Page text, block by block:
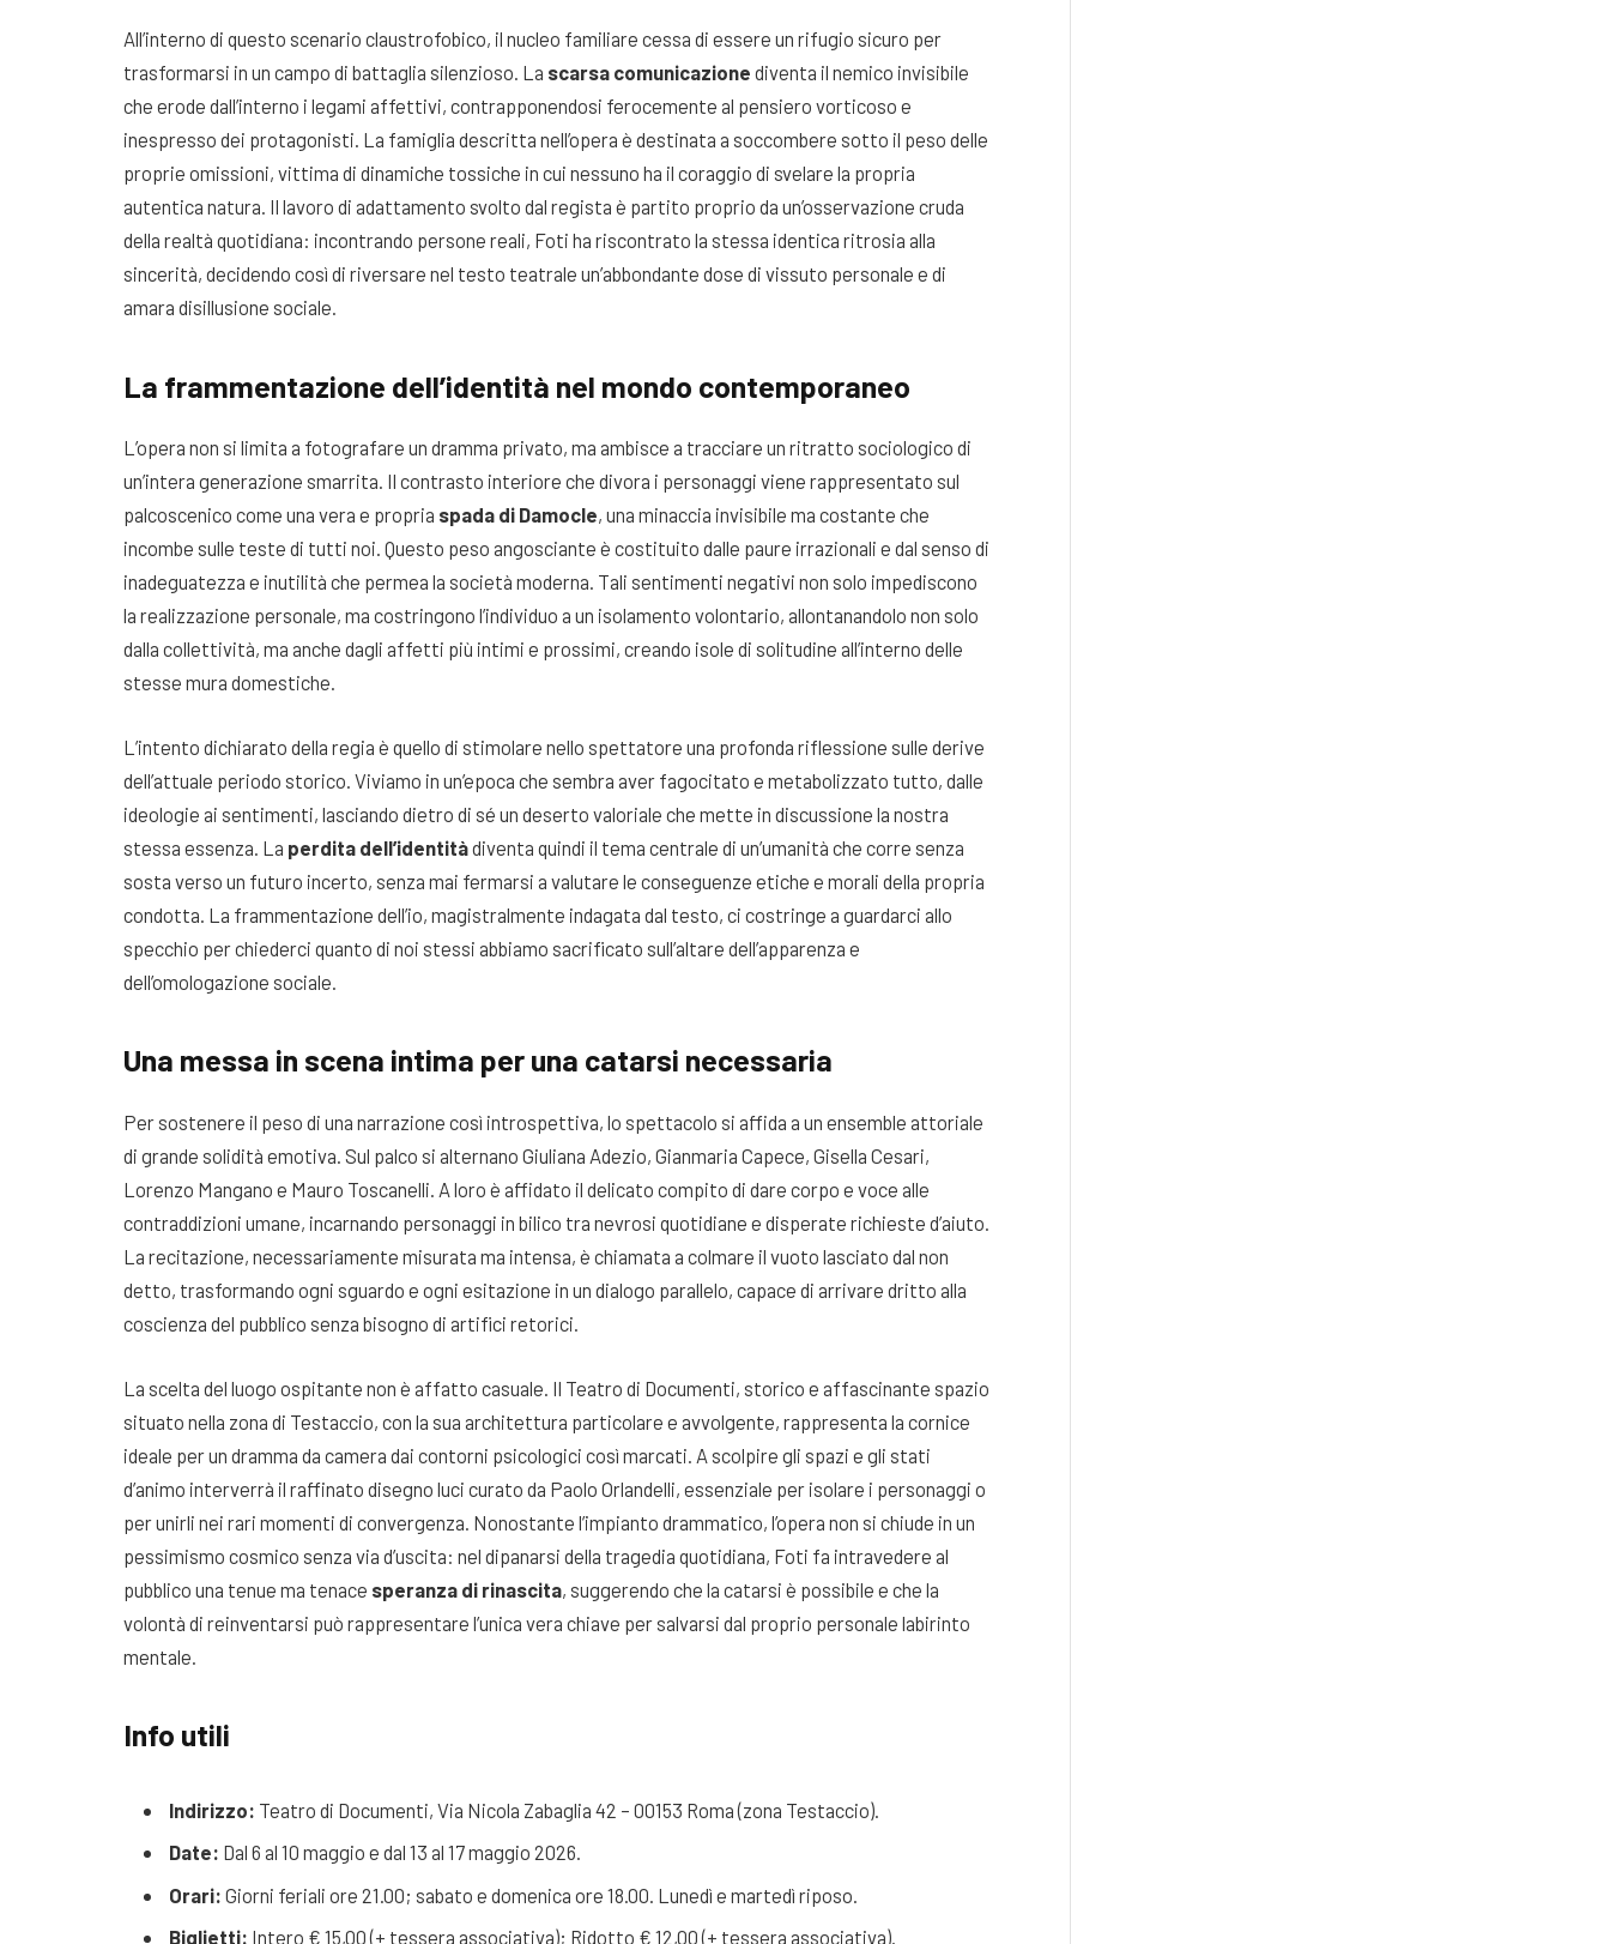
All’interno di questo scenario claustrofobico, il nucleo familiare cessa di essere un rifugio sicuro per
trasformarsi in un campo di battaglia silenzioso. La scarsa comunicazione diventa il nemico invisibile
che erode dall’interno i legami affettivi, contrapponendosi ferocemente al pensiero vorticoso e
inespresso dei protagonisti. La famiglia descritta nell’opera è destinata a soccombere sotto il peso delle
proprie omissioni, vittima di dinamiche tossiche in cui nessuno ha il coraggio di svelare la propria
autentica natura. Il lavoro di adattamento svolto dal regista è partito proprio da un’osservazione cruda
della realtà quotidiana: incontrando persone reali, Foti ha riscontrato la stessa identica ritrosia alla
sincerità, decidendo così di riversare nel testo teatrale un’abbondante dose di vissuto personale e di
amara disillusione sociale.
La frammentazione dell’identità nel mondo contemporaneo
L’opera non si limita a fotografare un dramma privato, ma ambisce a tracciare un ritratto sociologico di
un’intera generazione smarrita. Il contrasto interiore che divora i personaggi viene rappresentato sul
palcoscenico come una vera e propria spada di Damocle, una minaccia invisibile ma costante che
incombe sulle teste di tutti noi. Questo peso angosciante è costituito dalle paure irrazionali e dal senso di
inadeguatezza e inutilità che permea la società moderna. Tali sentimenti negativi non solo impediscono
la realizzazione personale, ma costringono l’individuo a un isolamento volontario, allontanandolo non solo
dalla collettività, ma anche dagli affetti più intimi e prossimi, creando isole di solitudine all’interno delle
stesse mura domestiche.
L’intento dichiarato della regia è quello di stimolare nello spettatore una profonda riflessione sulle derive
dell’attuale periodo storico. Viviamo in un’epoca che sembra aver fagocitato e metabolizzato tutto, dalle
ideologie ai sentimenti, lasciando dietro di sé un deserto valoriale che mette in discussione la nostra
stessa essenza. La perdita dell’identitàdiventa quindi il tema centrale di un’umanità che corre senza
sosta verso un futuro incerto, senza mai fermarsi a valutare le conseguenze etiche e morali della propria
condotta. La frammentazione dell’io, magistralmente indagata dal testo, ci costringe a guardarci allo
specchio per chiederci quanto di noi stessi abbiamo sacrificato sull’altare dell’apparenza e
dell’omologazione sociale.
Una messa in scena intima per una catarsi necessaria
Per sostenere il peso di una narrazione così introspettiva, lo spettacolo si affida a un ensemble attoriale
di grande solidità emotiva. Sul palco si alternano Giuliana Adezio, Gianmaria Capece, Gisella Cesari,
Lorenzo Mangano e Mauro Toscanelli. A loro è affidato il delicato compito di dare corpo e voce alle
contraddizioni umane, incarnando personaggi in bilico tra nevrosi quotidiane e disperate richieste d’aiuto.
La recitazione, necessariamente misurata ma intensa, è chiamata a colmare il vuoto lasciato dal non
detto, trasformando ogni sguardo e ogni esitazione in un dialogo parallelo, capace di arrivare dritto alla
coscienza del pubblico senza bisogno di artifici retorici.
La scelta del luogo ospitante non è affatto casuale. Il Teatro di Documenti, storico e affascinante spazio
situato nella zona di Testaccio, con la sua architettura particolare e avvolgente, rappresenta la cornice
ideale per un dramma da camera dai contorni psicologici così marcati. A scolpire gli spazi e gli stati
d’animo interverrà il raffinato disegno luci curato da Paolo Orlandelli, essenziale per isolare i personaggi o
per unirli nei rari momenti di convergenza. Nonostante l’impianto drammatico, l’opera non si chiude in un
pessimismo cosmico senza via d’uscita: nel dipanarsi della tragedia quotidiana, Foti fa intravedere al
pubblico una tenue ma tenace speranza di rinascita, suggerendo che la catarsi è possibile e che la
volontà di reinventarsi può rappresentare l’unica vera chiave per salvarsi dal proprio personale labirinto
mentale.
Info utili
Indirizzo: Teatro di Documenti, Via Nicola Zabaglia 42 – 00153 Roma (zona Testaccio).
Date: Dal 6 al 10 maggio e dal 13 al 17 maggio 2026.
Orari: Giorni feriali ore 21.00; sabato e domenica ore 18.00. Lunedì e martedì riposo.
Biglietti: Intero € 15,00 (+ tessera associativa); Ridotto € 12,00 (+ tessera associativa).